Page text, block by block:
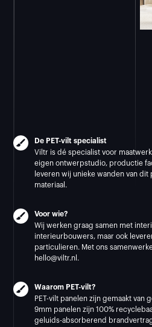
De PET-vilt specialist
Viltr is dé specialist voor
eigen ontwerpstudio, productie
leveren wij unieke wanden van
materiaal.
Voor wie?
Wij werken graag samen met
interieurbouwers, maar ook
particulieren. Met ons
hello@viltr.nl.
Waarom PET-vilt?
PET-vilt panelen zijn gemaakt van
9mm panelen zijn 100%
geluids-absorberend